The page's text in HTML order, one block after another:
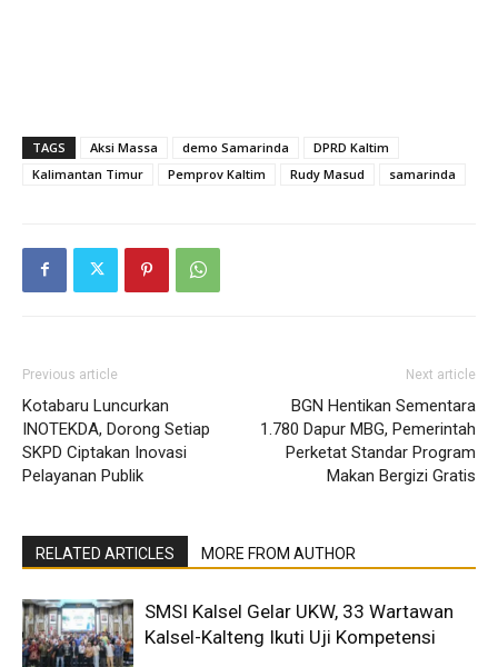
TAGS Aksi Massa demo Samarinda
DPRD Kaltim
Kalimantan Timur
Pemprov Kaltim Rudy Masud samarinda
Previous article
Kotabaru Luncurkan
INOTEKDA, Dorong Setiap
SKPD Ciptakan Inovasi
Pelayanan Publik
Next article
BGN Hentikan Sementara
1.780 Dapur MBG, Pemerintah
Perketat Standar Program
Makan Bergizi Gratis
RELATED ARTICLES MORE FROM AUTHOR
SMSI Kalsel Gelar UKW, 33 Wartawan
Kalsel-Kalteng Ikuti Uji Kompetensi